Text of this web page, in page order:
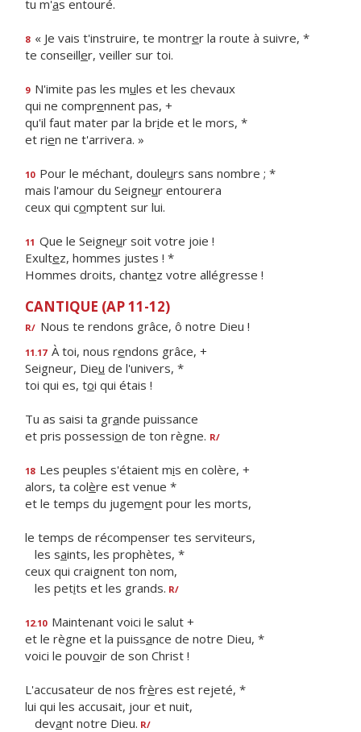
tu m'as entouré.
8 « Je vais t'instruire, te montrer la route à suivre, *
te conseiller, veiller sur toi.
9 N'imite pas les mules et les chevaux
qui ne comprennent pas, +
qu'il faut mater par la bride et le mors, *
et rien ne t'arrivera. »
10 Pour le méchant, douleurs sans nombre ; *
mais l'amour du Seigneur entourera
ceux qui comptent sur lui.
11 Que le Seigneur soit votre joie !
Exultez, hommes justes ! *
Hommes droits, chantez votre allégresse !
CANTIQUE (AP 11-12)
R/ Nous te rendons grâce, ô notre Dieu !
11.17 À toi, nous rendons grâce, +
Seigneur, Dieu de l'univers, *
toi qui es, toi qui étais !
Tu as saisi ta grande puissance
et pris possession de ton règne. R/
18 Les peuples s'étaient mis en colère, +
alors, ta colère est venue *
et le temps du jugement pour les morts,
le temps de récompenser tes serviteurs,
les saints, les prophètes, *
ceux qui craignent ton nom,
les petits et les grands. R/
12.10 Maintenant voici le salut +
et le règne et la puissance de notre Dieu, *
voici le pouvoir de son Christ !
L'accusateur de nos frères est rejeté, *
lui qui les accusait, jour et nuit,
devant notre Dieu. R/